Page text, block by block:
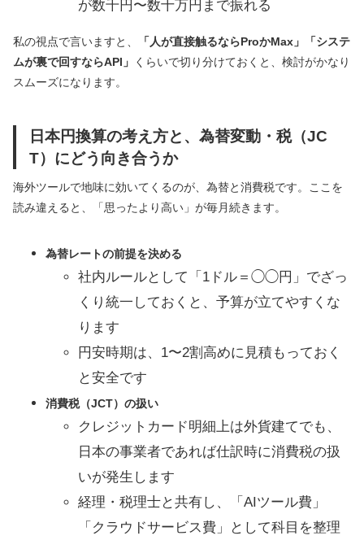
が数千円〜数十万円まで振れる
私の視点で言いますと、
「人が直接触るならProかMax」「システ
ムが裏で回すならAPI」
くらいで切り分けておくと、検討がかなり
スムーズになります。
日本円換算の考え方と、為替変動・税（JC
T）にどう向き合うか
海外ツールで地味に効いてくるのが、為替と消費税です。ここを
読み違えると、「思ったより高い」が毎月続きます。
為替レートの前提を決める
社内ルールとして「1ドル＝◯◯円」でざっ
くり統一しておくと、予算が立てやすくな
ります
円安時期は、1〜2割高めに見積もっておく
と安全です
消費税（JCT）の扱い
クレジットカード明細上は外貨建てでも、
日本の事業者であれば仕訳時に消費税の扱
いが発生します
経理・税理士と共有し、「AIツール費」
「クラウドサービス費」として科目を整理